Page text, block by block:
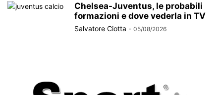
Chelsea-Juventus, le probabili
formazioni e dove vederla in TV
Salvatore Ciotta - 05/08/2026